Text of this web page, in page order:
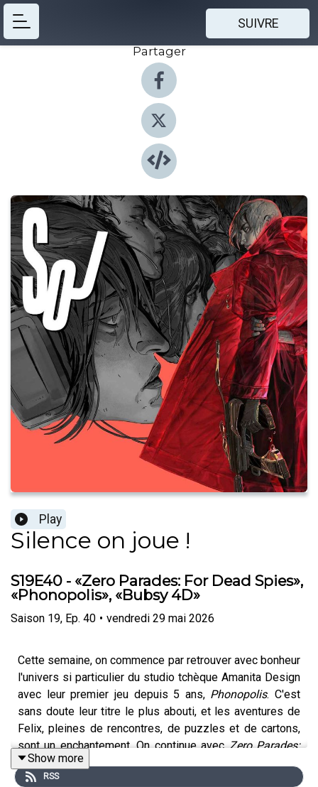
SUIVRE
Partager
Play
Silence on joue !
S19E40 - «Zero Parades: For Dead Spies»,
«Phonopolis», «Bubsy 4D»
Saison 19, Ep. 40 • vendredi 29 mai 2026
Cette semaine, on commence par retrouver avec bonheur
l'univers si particulier du studio tchèque Amanita Design
avec leur premier jeu depuis 5 ans, Phonopolis. C'est
sans doute leur titre le plus abouti, et les aventures de
Felix, pleines de rencontres, de puzzles et de cartons,
sont un enchantement. On continue avecZero Parades:
For Dead Spies
déjà, en soi, laisser perplexe après les problèmes
Show more
RSS